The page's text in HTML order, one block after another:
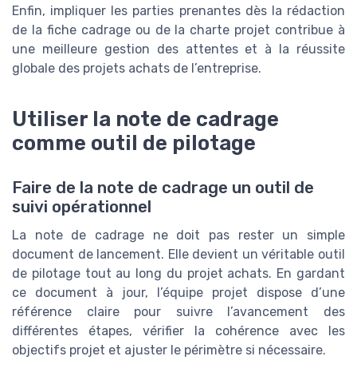
Enfin, impliquer les parties prenantes dès la rédaction
de la fiche cadrage ou de la charte projet contribue à
une meilleure gestion des attentes et à la réussite
globale des projets achats de l’entreprise.
Utiliser la note de cadrage
comme outil de pilotage
Faire de la note de cadrage un outil de
suivi opérationnel
La note de cadrage ne doit pas rester un simple
document de lancement. Elle devient un véritable outil
de pilotage tout au long du projet achats. En gardant
ce document à jour, l’équipe projet dispose d’une
référence claire pour suivre l’avancement des
différentes étapes, vérifier la cohérence avec les
objectifs projet et ajuster le périmètre si nécessaire.